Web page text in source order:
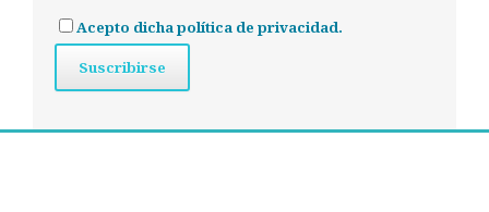
Acepto dicha política de privacidad.